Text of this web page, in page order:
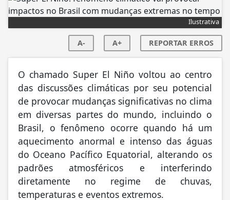
Ilustrativa
A- A+ REPORTAR ERROS
O chamado Super El Niño voltou ao centro
das discussões climáticas por seu potencial
de provocar mudanças significativas no clima
em diversas partes do mundo, incluindo o
Brasil, o fenômeno ocorre quando há um
aquecimento anormal e intenso das águas
do Oceano Pacífico Equatorial, alterando os
padrões atmosféricos e interferindo
diretamente no regime de chuvas,
temperaturas e eventos extremos.